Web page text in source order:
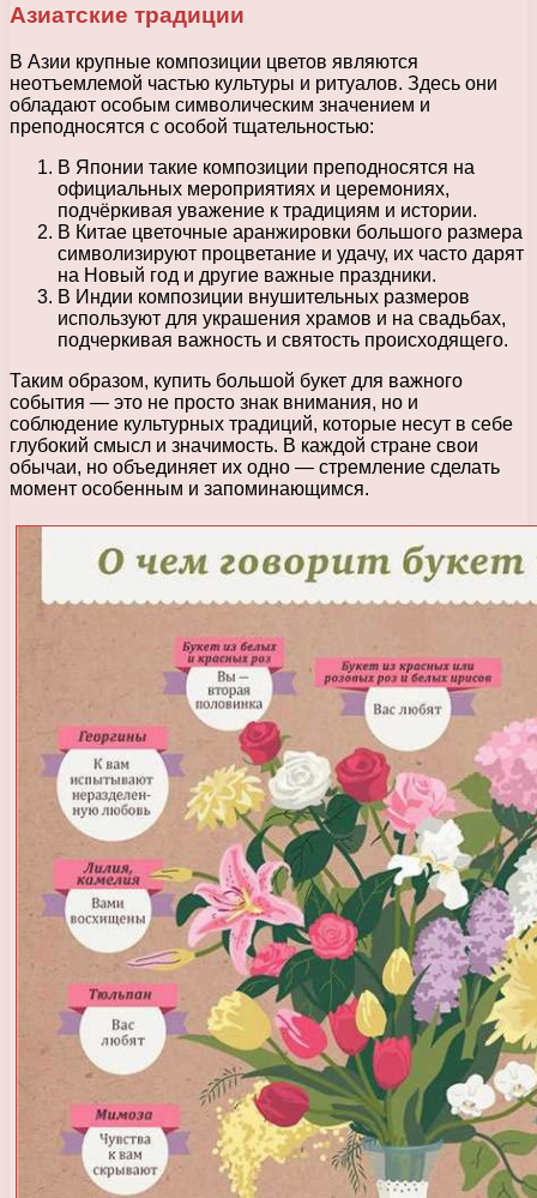
Азиатские традиции
В Азии крупные композиции цветов являются
неотъемлемой частью культуры и ритуалов. Здесь они
обладают особым символическим значением и
преподносятся с особой тщательностью:
В Японии такие композиции преподносятся на
официальных мероприятиях и церемониях,
подчёркивая уважение к традициям и истории.
В Китае цветочные аранжировки большого размера
символизируют процветание и удачу, их часто дарят
на Новый год и другие важные праздники.
В Индии композиции внушительных размеров
используют для украшения храмов и на свадьбах,
подчеркивая важность и святость происходящего.
Таким образом, купить большой букет для важного
события — это не просто знак внимания, но и
соблюдение культурных традиций, которые несут в себе
глубокий смысл и значимость. В каждой стране свои
обычаи, но объединяет их одно — стремление сделать
момент особенным и запоминающимся.